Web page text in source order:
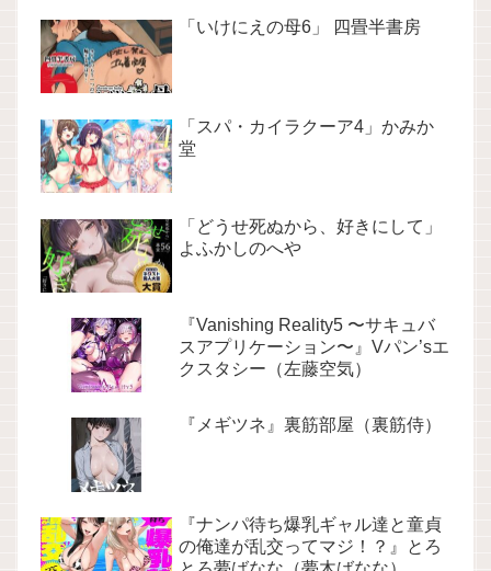
「いけにえの母6」 四畳半書房
「スパ・カイラクーア4」かみか
堂
「どうせ死ぬから、好きにして」
よふかしのへや
『Vanishing Reality5 〜サキュバ
スアプリケーション〜』Vパン’sエ
クスタシー（左藤空気）
『メギツネ』裏筋部屋（裏筋侍）
『ナンパ待ち爆乳ギャル達と童貞
の俺達が乱交ってマジ！？』とろ